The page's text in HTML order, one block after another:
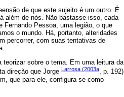
de que este sujeito é um outro. É
além de nós. Não bastasse isso, cada
Pessoa, uma legião, o que
o mundo. Há, portanto, alteridades
percorrer, com suas tentativas de
sobre o tema. Em uma leitura da
direção que Jorge Larrosa (2003a, p. 192)
que para ele, configura-se como